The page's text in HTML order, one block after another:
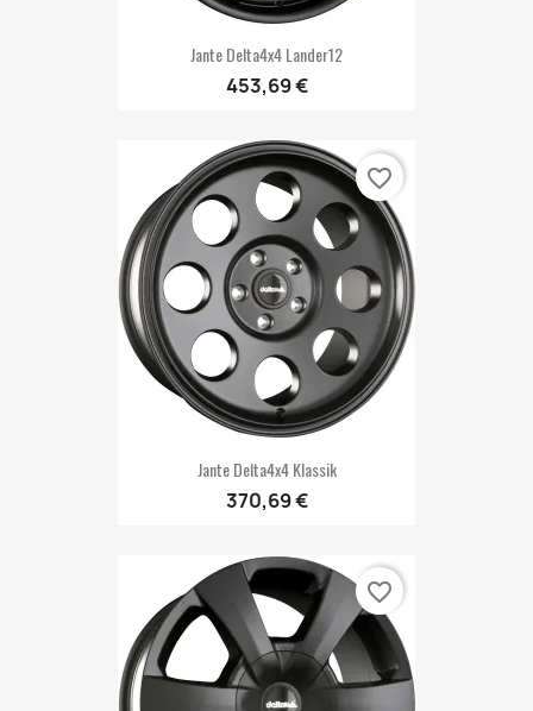
Jante Delta4x4 Lander12
453,69 €
Jante Delta4x4 Klassik
370,69 €
favorite_border
favorite_border